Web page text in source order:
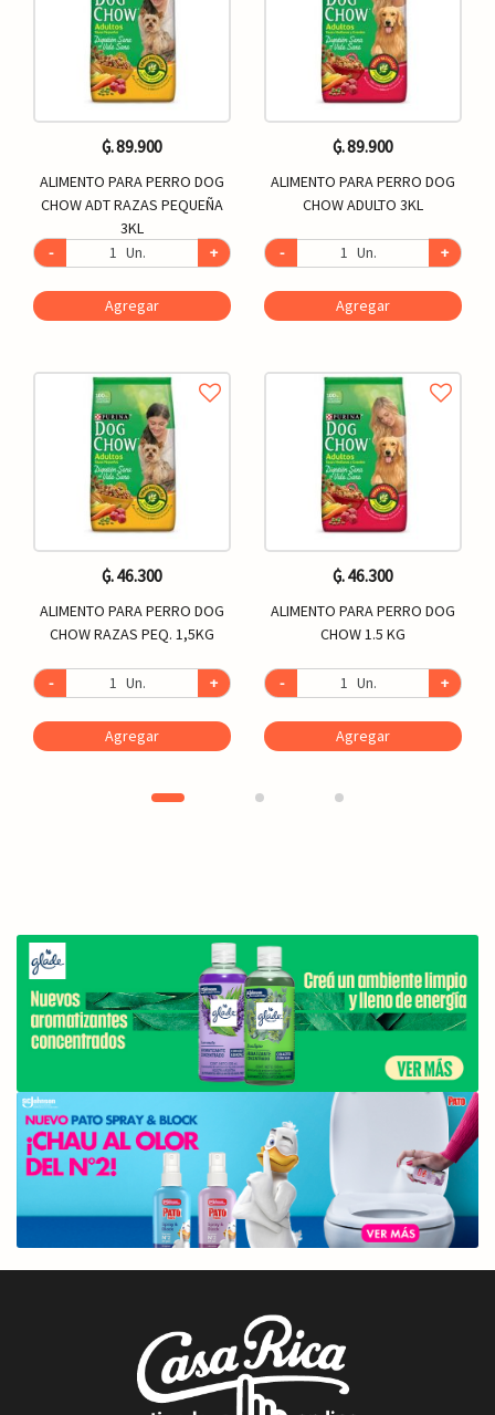
₲. 89.900
ALIMENTO PARA PERRO DOG
CHOW ADT RAZAS PEQUEÑA
3KL
-
Un. +
Agregar
₲. 46.300
ALIMENTO PARA PERRO DOG
CHOW RAZAS PEQ. 1,5KG
- Un. +
Agregar
₲. 89.900
ALIMENTO PARA PERRO DOG
CHOW ADULTO 3KL
- Un. +
Agregar
₲. 46.300
ALIMENTO PARA PERRO DOG
CHOW 1.5 KG
- Un. +
Agregar